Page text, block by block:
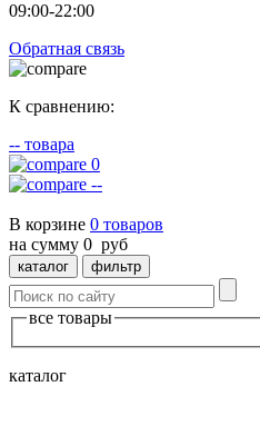
09:00-22:00
Обратная связь
К сравнению:
-- товара
0
--
В корзине 0 товаров
на сумму 0 руб
каталог фильтр
все товары
каталог